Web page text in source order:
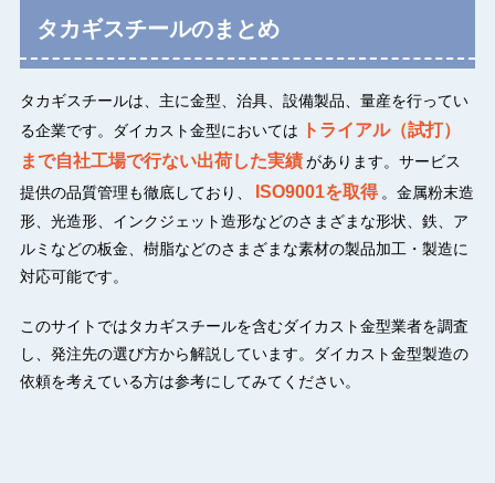
タカギスチールのまとめ
タカギスチールは、主に金型、治具、設備製品、量産を行ってい
る企業です。ダイカスト金型においては
トライアル（試打）
まで自社工場で行ない出荷した実績があります。サービス
提供の品質管理も徹底しており、
ISO9001を取得 。金属粉末造
形、光造形、インクジェット造形などのさまざまな形状、鉄、ア
ルミなどの板金、樹脂などのさまざまな素材の製品加工・製造に
対応可能です。
このサイトではタカギスチールを含むダイカスト金型業者を調査
し、発注先の選び方から解説しています。ダイカスト金型製造の
依頼を考えている方は参考にしてみてください。